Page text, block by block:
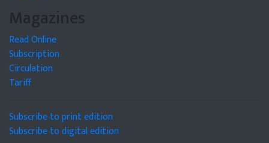
Magazines
Read Online
Subscription
Circulation
Tariff
Subscribe to print edition
Subscribe to digital edition